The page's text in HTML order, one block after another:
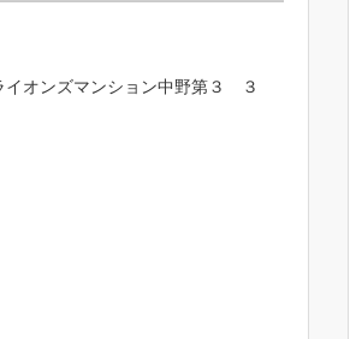
オンズマンション中野第３ ３